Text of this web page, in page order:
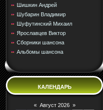
Шишкин Андрей
Шубарин Владимир
Шуфутинский Михаил
Ярославцев Виктор
Сборники шансона
Альбомы шансона
КАЛЕНДАРЬ
« Август 2026 »